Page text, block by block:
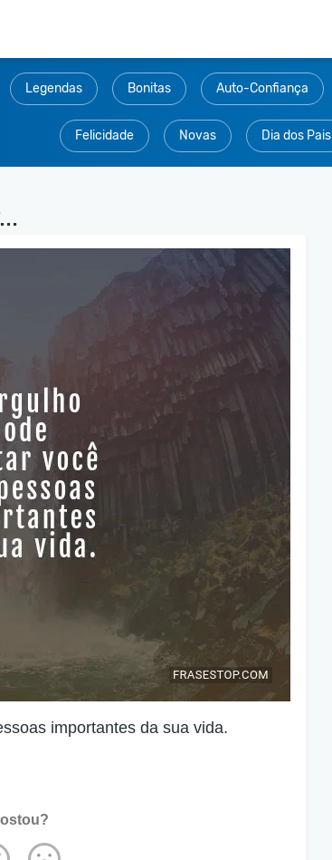
Legendas Bonitas Auto-Confiança
Felicidade Novas Dia dos Pais
importantes da sua vida.